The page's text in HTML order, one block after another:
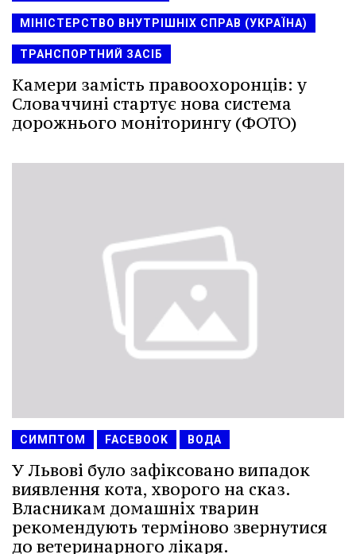
МІНІСТЕРСТВО ВНУТРІШНІХ СПРАВ (УКРАЇНА)
ТРАНСПОРТНИЙ ЗАСІБ
Камери замість правоохоронців: у
Словаччині стартує нова система
дорожнього моніторингу (ФОТО)
СИМПТОМ FACEBOOK ВОДА
У Львові було зафіксовано випадок
виявлення кота, хворого на сказ.
Власникам домашніх тварин
рекомендують терміново звернутися
до ветеринарного лікаря.